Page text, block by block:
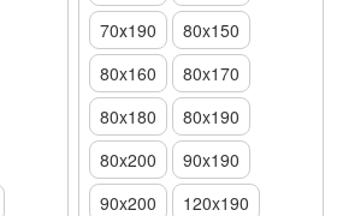
70х190
80x150
80x160
80x170
80x180
80x190
80x200
90x190
90x200
120x190